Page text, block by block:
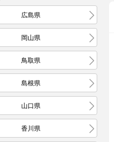
広島県
岡山県
鳥取県
島根県
山口県
香川県